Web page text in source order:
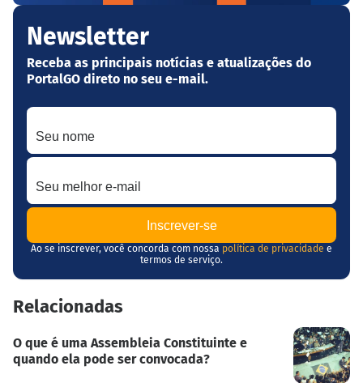
Newsletter
Receba as principais notícias e atualizações do
PortalGO direto no seu e-mail.
Seu nome
Seu melhor e-mail
Ao se inscrever, você concorda com nossa política de privacidade e
termos de serviço.
Relacionadas
O que é uma Assembleia Constituinte e
quando ela pode ser convocada?